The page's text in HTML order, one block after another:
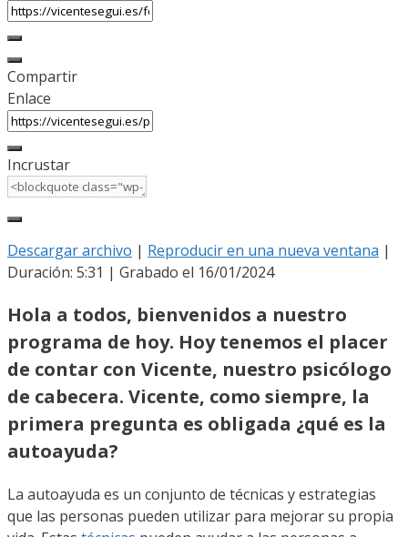
Compartir
Enlace
Incrustar
Descargar archivo | Reproducir en una nueva ventana |
Duración: 5:31 | Grabado el 16/01/2024
Hola a todos, bienvenidos a nuestro
programa de hoy. Hoy tenemos el placer
de contar con Vicente, nuestro psicólogo
de cabecera. Vicente, como siempre, la
primera pregunta es obligada ¿qué es la
autoayuda?
La autoayuda es un conjunto de técnicas y estrategias
que las personas pueden utilizar para mejorar su propia